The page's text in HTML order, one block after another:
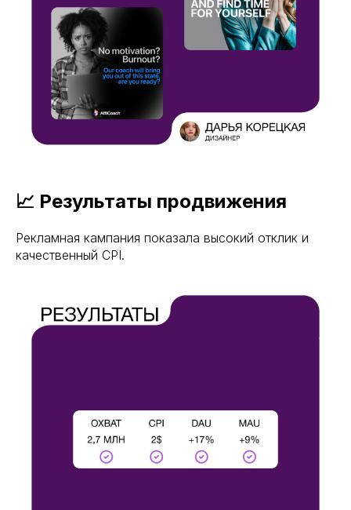
📈 Результаты продвижения
Рекламная кампания показала высокий отклик и
качественный CPI.